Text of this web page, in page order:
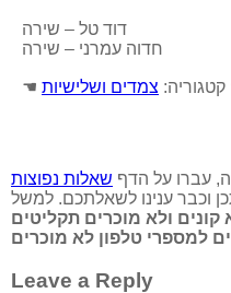
דוד טל – שירה
חדוה עמרני – שירה
☚ קטגוריה: צמדים ושלישיות
עברו על הדף שאלות נפוצות
Leave a Reply